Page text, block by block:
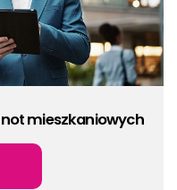
mieszkaniowych